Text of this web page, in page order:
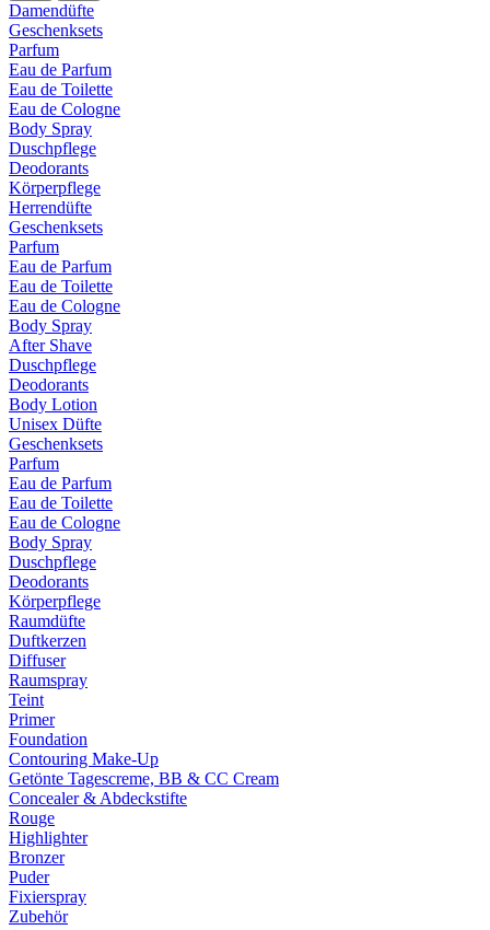
Damendüfte
Geschenksets
Parfum
Eau de Parfum
Eau de Toilette
Eau de Cologne
Body Spray
Duschpflege
Deodorants
Körperpflege
Herrendüfte
Geschenksets
Parfum
Eau de Parfum
Eau de Toilette
Eau de Cologne
Body Spray
After Shave
Duschpflege
Deodorants
Body Lotion
Unisex Düfte
Geschenksets
Parfum
Eau de Parfum
Eau de Toilette
Eau de Cologne
Body Spray
Duschpflege
Deodorants
Körperpflege
Raumdüfte
Duftkerzen
Diffuser
Raumspray
Teint
Primer
Foundation
Contouring Make-Up
Getönte Tagescreme, BB & CC Cream
Concealer & Abdeckstifte
Rouge
Highlighter
Bronzer
Puder
Fixierspray
Zubehör